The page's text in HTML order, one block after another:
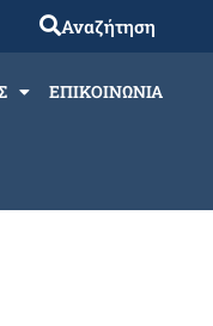
Αναζήτηση
ΕΠΙΚΟΙΝΩΝΙΑ